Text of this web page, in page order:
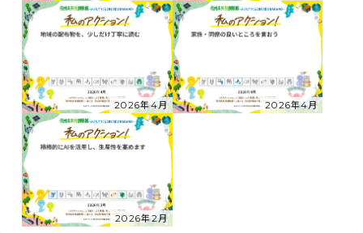
2026年4月 2026年4月
2026年2月